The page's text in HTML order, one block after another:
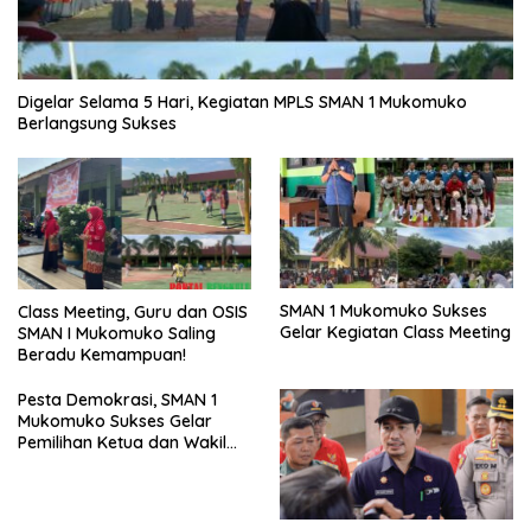
Digelar Selama 5 Hari, Kegiatan MPLS SMAN 1 Mukomuko
Berlangsung Sukses
Class Meeting, Guru dan OSIS
SMAN I Mukomuko Saling
Beradu Kemampuan!
SMAN 1 Mukomuko Sukses
Gelar Kegiatan Class Meeting
Pesta Demokrasi, SMAN 1
Mukomuko Sukses Gelar
Pemilihan Ketua dan Wakil